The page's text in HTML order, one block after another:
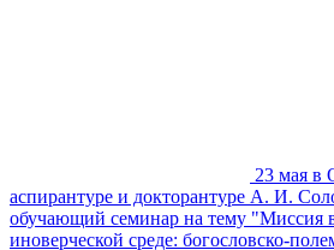
23 мая в
аспирантуре и докторантуре А. И.
обучающий семинар на тему "Миссия
иноверческой среде: богословско-